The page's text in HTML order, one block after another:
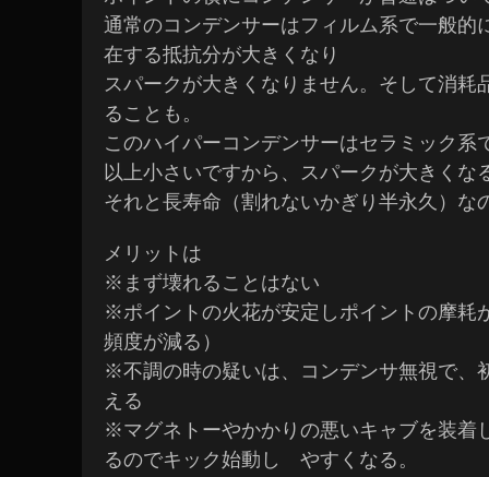
通常のコンデンサーはフィルム系で一般的
在する抵抗分が大きくなり
スパークが大きくなりません。そして消耗
ることも。
このハイパーコンデンサーはセラミック系
以上小さいですから、スパークが大きくな
それと長寿命（割れないかぎり半永久）な
メリットは
※まず壊れることはない
※ポイントの火花が安定しポイントの摩
頻度が減る）
※不調の時の疑いは、コンデンサ無視で
える
※マグネトーやかかりの悪いキャブを装
るのでキック始動し やすくなる。